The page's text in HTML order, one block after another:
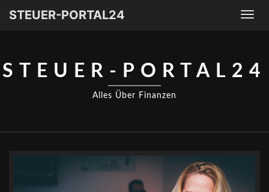
STEUER-PORTAL24
STEUER-PORTAL24
Alles Über Finanzen